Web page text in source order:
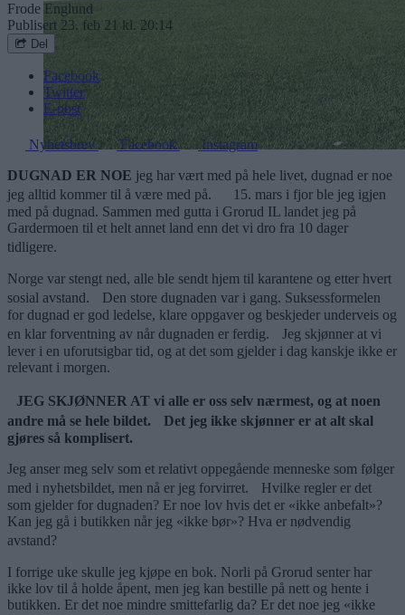
Frode Englund
Publisert 23. feb 21 kl. 20:14
Del
Facebook
Twitter
E-post
Nyhetsbrev Facebook
Instagram
DUGNAD ER NOE jeg har vært med på hele livet, dugnad er noe
jeg alltid kommer til å være med på. 15. mars i fjor ble jeg igjen
med på dugnad. Sammen med gutta i Grorud IL landet jeg på
Gardermoen til et helt annet land enn det vi dro fra 10 dager
tidligere.
Norge var stengt ned, alle ble sendt hjem til karantene og etter hvert
sosial avstand. Den store dugnaden var i gang. Suksessformelen
for dugnad er god ledelse, klare oppgaver og beskjeder underveis og
en klar forventning av når dugnaden er ferdig. Jeg skjønner at vi
lever i en uforutsigbar tid, og at det som gjelder i dag kanskje ikke er
relevant i morgen.
JEG SKJØNNER AT vi alle er oss selv nærmest, og at noen
andre må se hele bildet. Det jeg ikke skjønner er at alt skal
gjøres så komplisert.
Jeg anser meg selv som et relativt oppegående menneske som følger
med i nyhetsbildet, men nå er jeg forvirret. Hvilke regler er det
som gjelder for dugnaden? Er noe lov hvis det er «ikke anbefalt»?
Kan jeg gå i butikken når jeg «ikke bør»? Hva er nødvendig
avstand?
I forrige uke skulle jeg kjøpe en bok. Norli på Grorud senter har
ikke lov til å holde åpent, men jeg kan bestille på nett og hente i
butikken. Er det noe mindre smittefarlig da? Er det noe jeg «ikke